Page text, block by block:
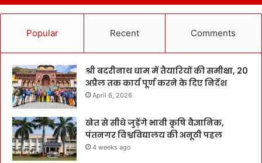
Popular Recent Comments
श्री बदरीनाथ धाम में तैयारियों की समीक्षा, 20
अप्रैल तक कार्य पूर्ण करने के दिए निर्देश
April 6, 2026
खेत से सीधे जुड़ेंगे भावी कृषि वैज्ञानिक,
पंतनगर विश्वविद्यालय की अनूठी पहल
4 weeks ago